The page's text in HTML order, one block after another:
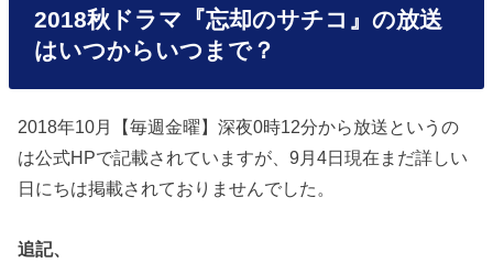
2018秋ドラマ『忘却のサチコ』の放送
はいつからいつまで？
2018年10月【毎週金曜】深夜0時12分から放送というの
は公式HPで記載されていますが、9月4日現在まだ詳しい
日にちは掲載されておりませんでした。
追記、